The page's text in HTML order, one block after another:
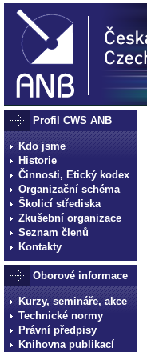
Profil CWS ANB
Kdo jsme
Historie
Činnosti, Etický kodex
Organizační schéma
Školicí střediska
Zkušební organizace
Seznam členů
Kontakty
Oborové informace
Kurzy, semináře, akce
Technické normy
Právní předpisy
Knihovna publikací